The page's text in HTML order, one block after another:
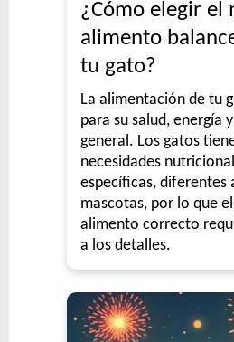
¿Cómo elegir el
alimento
tu gato?
La alimentación de tu
para su salud, energía
general. Los gatos
necesidades
específicas, diferentes
mascotas, por lo que
alimento correcto
a los detalles.